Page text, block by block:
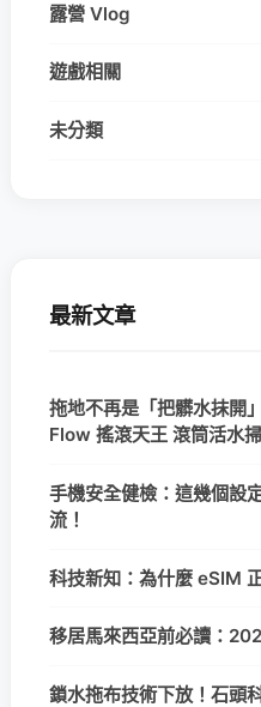
露營 Vlog
遊戲相關
未分類
最新文章
拖地不再是「把髒水抹開
Flow 搖滾天王 滾筒活水
手機安全健檢：這幾個設
流！
科技新知：為什麼 eSIM
移居馬來西亞前必讀：
鎖水拖布技術下放！石頭